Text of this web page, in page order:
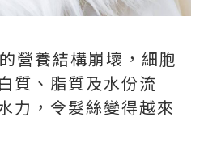
營養結構崩壞，細胞
質、脂質及水份流
力，令髮絲變得越來